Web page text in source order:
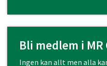
Bli medlem i MR
Ingen kan allt men alla